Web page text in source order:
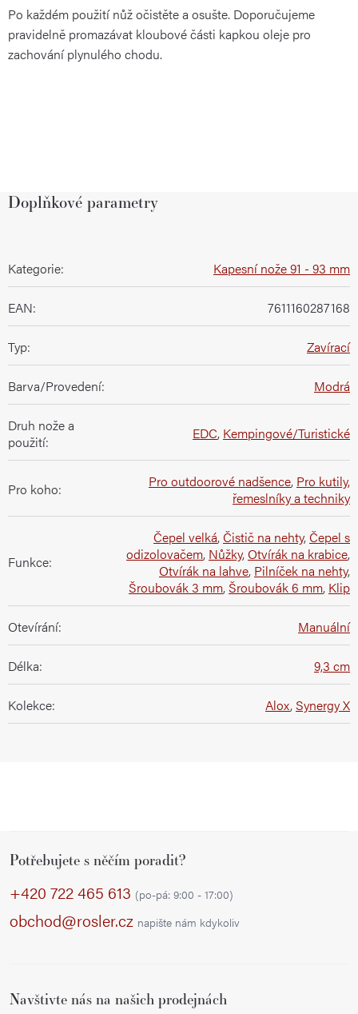
Po každém použití nůž očistěte a osušte. Doporučujeme
pravidelně promazávat kloubové části kapkou oleje pro
zachování plynulého chodu.
Doplňkové parametry
Kategorie: Kapesní nože 91 - 93 mm
EAN: 7611160287168
Typ: Zavírací
Barva/Provedení: Modrá
Druh nože a
použití: EDC, Kempingové/Turistické
Pro koho: Pro outdoorové nadšence, Pro kutily,
řemeslníky a techniky
Funkce:
Čepel velká,Čistič na nehty,Čepel s
odizolovačem, Nůžky,Otvírák na krabice,
Otvírák na lahve, Pilníček na nehty,
Šroubovák 3 mm, Šroubovák 6 mm, Klip
Otevírání: Manuální
Délka: 9,3 cm
Kolekce: Alox, Synergy X
Potřebujete s něčím poradit?
+420 722 465 613 (po-pá: 9:00 - 17:00)
obchod@rosler.cz napište nám kdykoliv
Navštivte nás na našich prodejnách